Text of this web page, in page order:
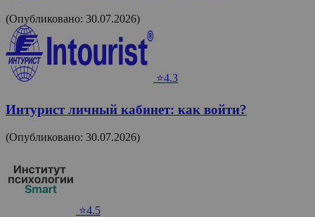
(Опубликовано: 30.07.2026)
⭐4.3
Интурист личный кабинет: как войти?
(Опубликовано: 30.07.2026)
⭐4.5